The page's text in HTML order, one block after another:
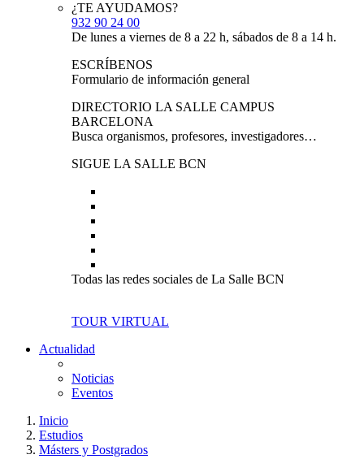
¿TE AYUDAMOS?
932 90 24 00
De lunes a viernes de 8 a 22 h, sábados de 8 a 14 h.
ESCRÍBENOS
Formulario de información general
DIRECTORIO LA SALLE CAMPUS
BARCELONA
Busca organismos, profesores, investigadores…
SIGUE LA SALLE BCN
Todas las redes sociales de La Salle BCN
TOUR VIRTUAL
Actualidad
Noticias
Eventos
Inicio
Estudios
Másters y Postgrados